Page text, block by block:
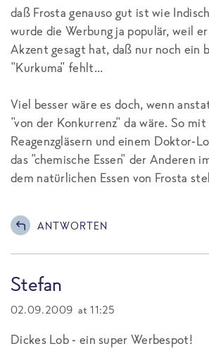
daß Frosta genauso gut ist wie
wurde die Werbung ja populär, weil
Akzent gesagt hat, daß nur noch ein
"Kurkuma" fehlt...
Viel besser wäre es doch, wenn
"von der Konkurrenz" da wäre. So
Reagenzgläsern und einem Doktor-
das "chemische Essen" der Anderen
dem natürlichen Essen von Frosta
ANTWORTEN
Stefan
02.09.2009 at 11:25
Dickes Lob - ein super Werbespot!